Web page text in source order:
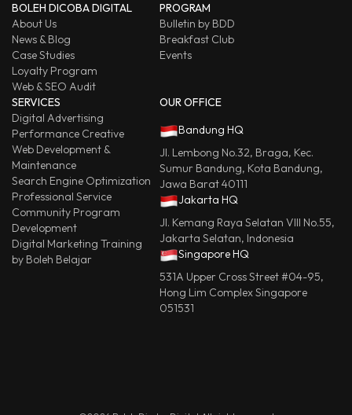
BOLEH DICOBA DIGITAL
About Us
News & Blog
Case Studies
Loyalty Program
Web & SEO Audit
PROGRAM
Bulletin by BDD
Breakfast Club
Events
SERVICES
Digital Advertising
Performance Creative
Web Development &
Maintenance
Search Engine Optimization
Professional Service
Community Program
Development
Digital Marketing Training
by Boleh Belajar
OUR OFFICE
Bandung HQ
Jl. Lembong No.32, Braga, Kec.
Sumur Bandung, Kota Bandung,
Jawa Barat 40111
Jakarta HQ
Jl. Kemang Raya Selatan VIII No.55,
Jakarta Selatan, Indonesia
Singapore HQ
531A Upper Cross Street #04-95,
Hong Lim Complex Singapore
051531